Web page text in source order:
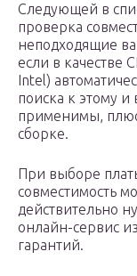
Следующей в
проверка
неподходящие
если в качестве
Intel)
поиска к этому
применимы,
сборке.
При выборе
совместимость
действительно
онлайн-сервис
гарантий.